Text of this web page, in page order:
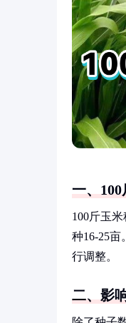
一、
100斤玉
种16-25
行调整。
二、影